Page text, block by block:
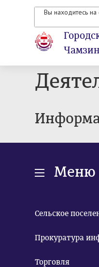
Вы находитесь
Меню
Сельское
Прокуратура
Торговля